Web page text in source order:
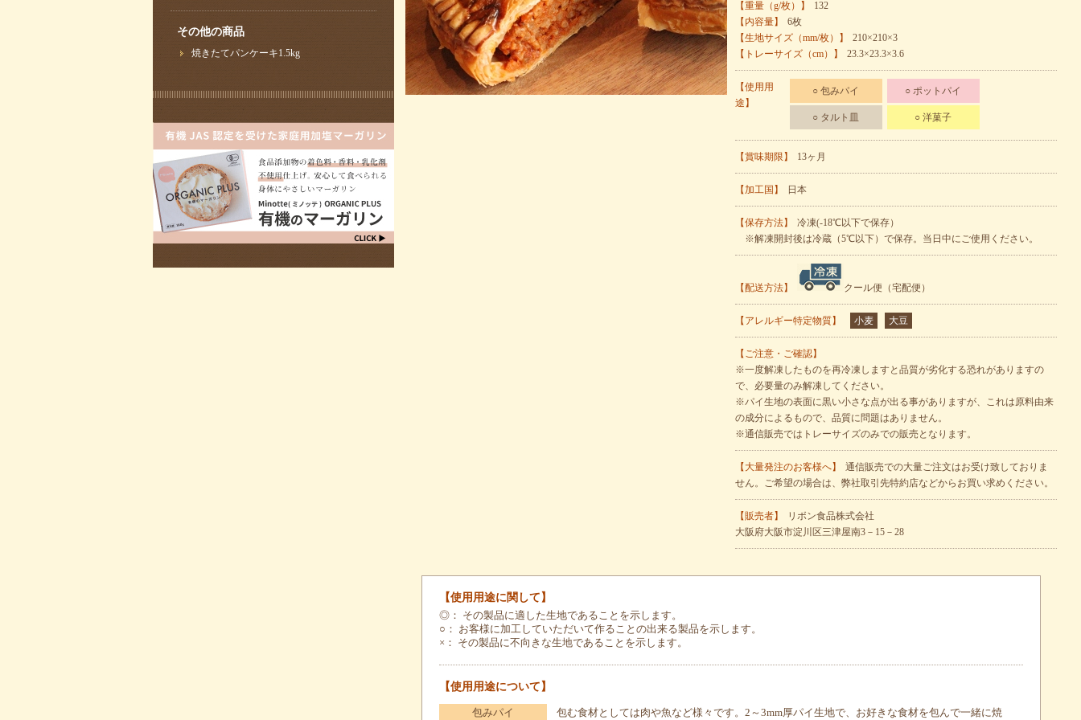
その他の商品
焼きたてパンケーキ1.5kg
【重量（g/枚）】
132
【内容量】
6枚
【生地サイズ（mm/枚）】
210×210×3
【トレーサイズ（cm）】
23.3×23.3×3.6
【使用用
途】
○ 包みパイ ○ ポットパイ
○ タルト皿 ○ 洋菓子
【賞味期限】 13ヶ月
【加工国】 日本
【保存方法】
冷凍(-18℃以下で保存）
※解凍開封後は冷蔵（5℃以下）で保存。当日中にご使用ください。
【配送方法】 クール便（宅配便）
【アレルギー特定物質】 小麦 大豆
【ご注意・ご確認】
※一度解凍したものを再冷凍しますと品質が劣化する恐れがありますの
で、必要量のみ解凍してください。
※パイ生地の表面に黒い小さな点が出る事がありますが、これは原料由来
の成分によるもので、品質に問題はありません。
※通信販売ではトレーサイズのみでの販売となります。
【大量発注のお客様へ】
通信販売での大量ご注文はお受け致しておりま
せん。ご希望の場合は、弊社取引先特約店などからお買い求めください。
【販売者】
リボン食品株式会社
大阪府大阪市淀川区三津屋南3－15－28
【使用用途に関して】
◎： その製品に適した生地であることを示します。
○： お客様に加工していただいて作ることの出来る製品を示します。
×： その製品に不向きな生地であることを示します。
【使用用途について】
包みパイ 包む食材としては肉や魚など様々です。2～3mm厚パイ生地で、お好きな食材を包んで一緒に焼